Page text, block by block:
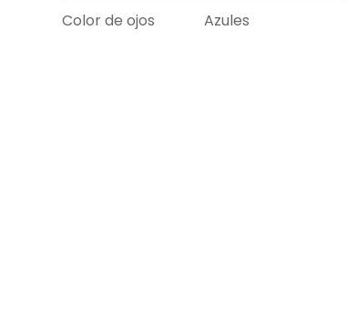
Color de ojos Azules